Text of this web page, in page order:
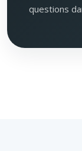
questions